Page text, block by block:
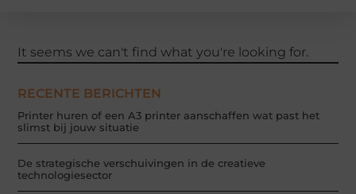
It seems we can't find what you're looking for.
RECENTE BERICHTEN
Printer huren of een A3 printer aanschaffen wat past het
slimst bij jouw situatie
De strategische verschuivingen in de creatieve
technologiesector